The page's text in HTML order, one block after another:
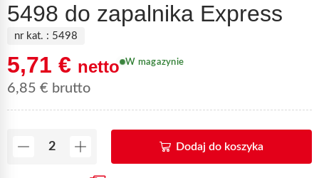
5498 do zapalnika Express
nr kat. : 5498
5,71 € netto
6,85 € brutto
W magazynie
Dodaj do koszyka